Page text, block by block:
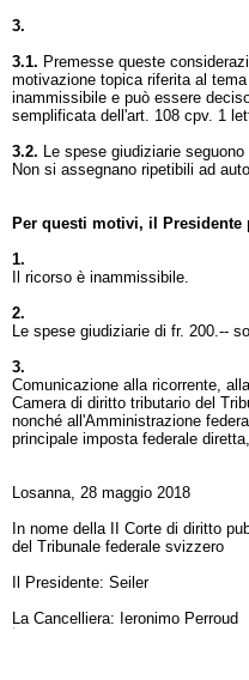
3.
3.1. Premesse queste
motivazione topica riferita al
inammissibile e può essere
semplificata dell'art. 108 cpv. 1
3.2. Le spese giudiziarie
Non si assegnano ripetibili ad
Per questi motivi, il Presidente
1.
Il ricorso è inammissibile.
2.
Le spese giudiziarie di fr. 200.--
3.
Comunicazione alla ricorrente,
Camera di diritto tributario del
nonché all'Amministrazione
principale imposta federale
Losanna, 28 maggio 2018
In nome della II Corte di diritto
del Tribunale federale svizzero
Il Presidente: Seiler
La Cancelliera: Ieronimo Perroud